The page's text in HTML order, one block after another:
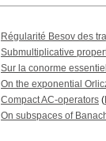
Régularité Besov des
Submultiplicative
Sur la conorme
On the exponential
Compact AC-operators (
On subspaces of